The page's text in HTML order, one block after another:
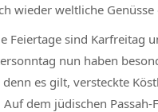
wieder weltliche Genüsse
Feiertage sind Karfreitag
nun haben
denn es gilt, versteckte
Auf dem jüdischen Passah-